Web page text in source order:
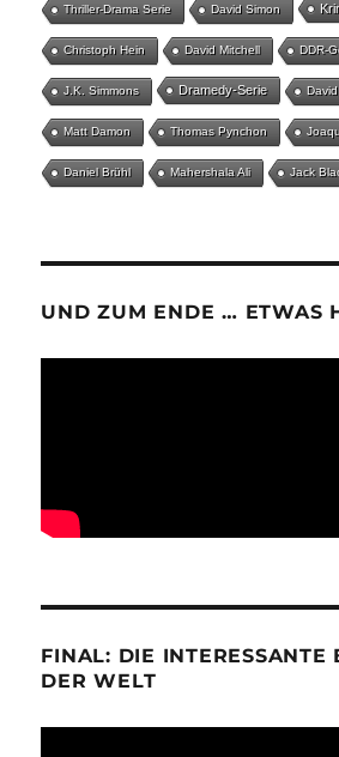
Thriller-Drama Serie David Simon
Christoph Hein David Mitchell DDR-
J.K. Simmons Dramedy-Serie
Matt Damon Thomas Pynchon
Daniel Brühl Mahershala Ali Jack
UND ZUM ENDE … ETWAS
FINAL: DIE INTERESSANTE
DER WELT